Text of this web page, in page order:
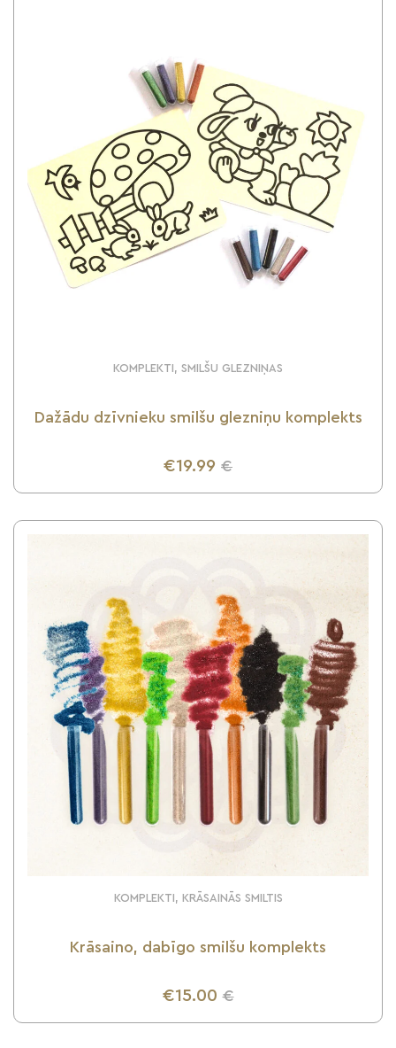
KOMPLEKTI, SMILŠU GLEZNIŅAS
Dažādu dzīvnieku smilšu glezniņu komplekts
€19.99 €
UZZINI VAIRĀK
KOMPLEKTI, KRĀSAINĀS SMILTIS
Krāsaino, dabīgo smilšu komplekts
€15.00 €
UZZINI VAIRĀK